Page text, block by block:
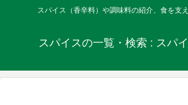
スパイス（香辛料）や調味料の紹介、食を支
スパイスの一覧・検索 : スパ